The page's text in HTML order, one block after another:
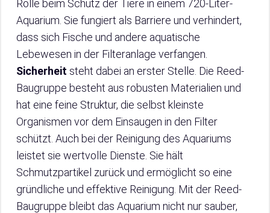
Rolle beim Schutz der Tiere in einem 720-Liter-
Aquarium. Sie fungiert als Barriere und verhindert,
dass sich Fische und andere aquatische
Lebewesen in der Filteranlage verfangen.
Sicherheit steht dabei an erster Stelle. Die Reed-
Baugruppe besteht aus robusten Materialien und
hat eine feine Struktur, die selbst kleinste
Organismen vor dem Einsaugen in den Filter
schützt. Auch bei der Reinigung des Aquariums
leistet sie wertvolle Dienste. Sie hält
Schmutzpartikel zurück und ermöglicht so eine
gründliche und effektive Reinigung. Mit der Reed-
Baugruppe bleibt das Aquarium nicht nur sauber,